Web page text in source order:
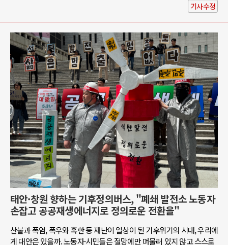
기사수정
태안·창원 향하는 기후정의버스, "폐쇄 발전소 노동자
손잡고 공공재생에너지로 정의로운 전환을"
산불과 폭염, 폭우와 혹한 등 재난이 일상이 된 기후위기의 시대, 우리에
게 대안은 있을까. 노동자·시민들은 절망에만 머물러 있지 않고 스스로